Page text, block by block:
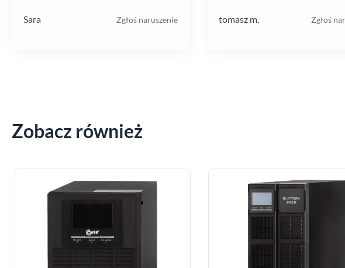
Sara Zgłoś naruszenie
tomasz m.
Zgłoś
Zobacz również